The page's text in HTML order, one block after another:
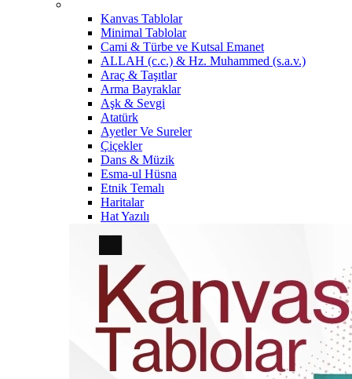
Kanvas Tablolar
Minimal Tablolar
Cami & Türbe ve Kutsal Emanet
ALLAH (c.c.) & Hz. Muhammed (s.a.v.)
Araç & Taşıtlar
Arma Bayraklar
Aşk & Sevgi
Atatürk
Ayetler Ve Sureler
Çiçekler
Dans & Müzik
Esma-ul Hüsna
Etnik Temalı
Haritalar
Hat Yazılı